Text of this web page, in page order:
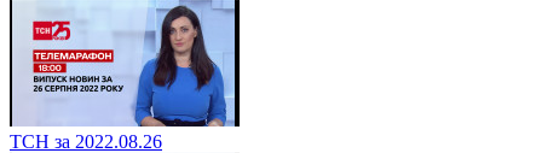
ТСН за 2022.08.26